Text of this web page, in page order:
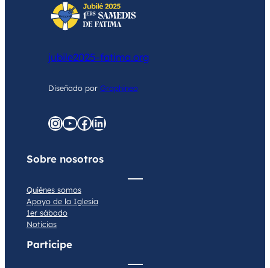
jubile2025-fatima.org
Diseñado por Graphineo
graphineo.comYouTube Facebook LinkedIn
Sobre nosotros
Quiénes somos
Apoyo de la Iglesia
1er sábado
Noticias
Participe